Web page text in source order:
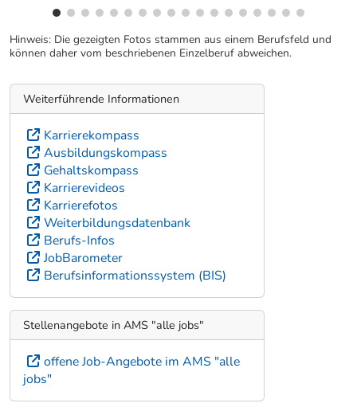
Hinweis: Die gezeigten Fotos stammen aus einem Berufsfeld und
können daher vom beschriebenen Einzelberuf abweichen.
Weiterführende Informationen
Karrierekompass
Ausbildungskompass
Gehaltskompass
Karrierevideos
Karrierefotos
Weiterbildungsdatenbank
Berufs-Infos
JobBarometer
Berufsinformationssystem (BIS)
Stellenangebote in AMS "alle jobs"
offene Job-Angebote im AMS "alle
jobs"